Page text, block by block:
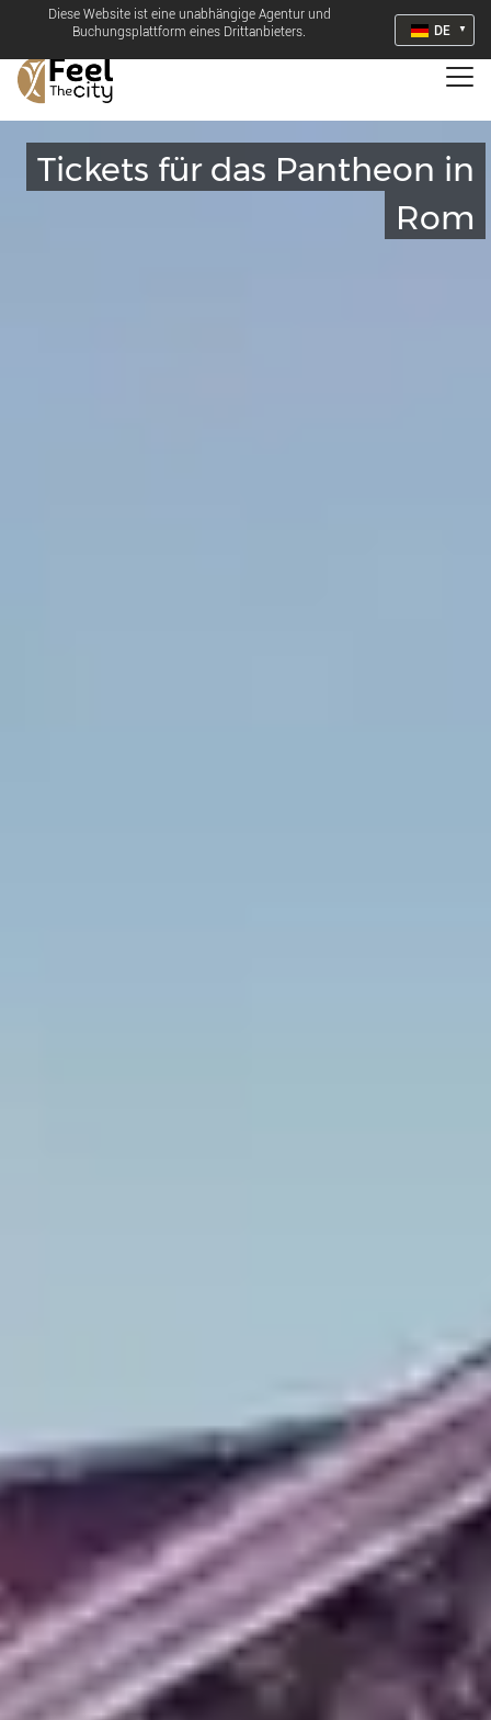
Diese Website ist eine unabhängige Agentur und
Buchungsplattform eines Drittanbieters.
DE
Tickets für das Pantheon in
Rom